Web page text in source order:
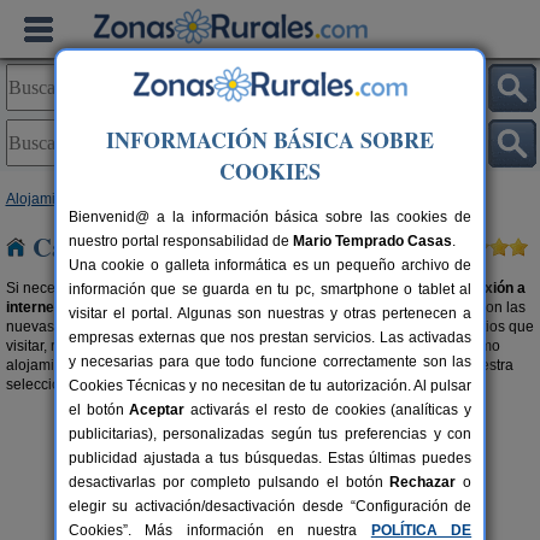
Alojamientos
Casas rurales con wifi en Ourense
Si necesitas estar constantemente en red, elige unacasa rural con conexión a
internet en Ourense. Porque el turismo rural no está, para nada, reñido con las
nuevas tecnologías. Aprovecha y encuentra las maravillas del entorno, sitios que
visitar, restaurantes,... sácale el máximo provecho a tu viaje desde el mismo
alojamiento con wifi. Porque servicios y precio son compatibles, visita nuestra
selección decasas rurales baratas en Ourense.
INFORMACIÓN BÁSICA SOBRE
COOKIES
Bienvenid@ a la información básica sobre las cookies de
nuestro portal responsabilidad de Mario Temprado Casas.
Una cookie o galleta informática es un pequeño archivo de
información que se guarda en tu pc, smartphone o tablet al
visitar el portal. Algunas son nuestras y otras pertenecen a
empresas externas que nos prestan servicios. Las activadas
y necesarias para que todo funcione correctamente son las
Cookies Técnicas y no necesitan de tu autorización. Al pulsar
el botónAceptar activarás el resto de cookies (analíticas y
publicitarias), personalizadas según tus preferencias y con
publicidad ajustada a tus búsquedas. Estas últimas puedes
desactivarlas por completo pulsando el botón Rechazar o
elegir su activación/desactivación desde “Configuración de
Cookies”. Más información en nuestra
POLÍTICA DE